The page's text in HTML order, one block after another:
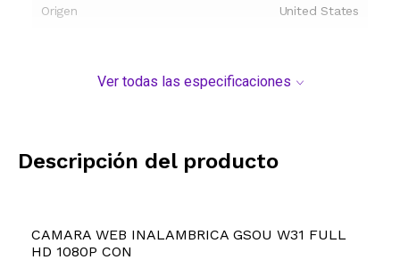
Origen United States
Ver todas las especificaciones
Descripción del producto
CAMARA WEB INALAMBRICA GSOU W31 FULL
HD 1080P CON